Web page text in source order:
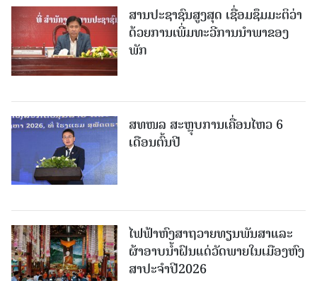
ສານປະຊາຊົນສູງສຸດ ເຊື່ອມຊຶມມະຕິວ່າ
ດ້ວຍການເພີ່ມທະວີການນຳພາຂອງ
ພັກ
ສທໜລ ສະຫຼຸບການເຄື່ອນໄຫວ 6
ເດືອນຕົ້ນປີ
ໄຟຟ້າຫົງສາຖວາຍທຽນພັນສາແລະ
ຜ້າອາບນໍ້າຝົນແດ່ວັດພາຍໃນເມືອງຫົງ
ສາປະຈໍາປີ2026